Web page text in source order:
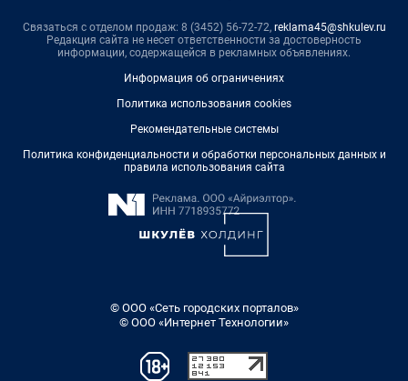
Связаться с отделом продаж: 8 (3452) 56-72-72, reklama45@shkulev.ru
Редакция сайта не несет ответственности за достоверность
информации, содержащейся в рекламных объявлениях.
Информация об ограничениях
Политика использования cookies
Рекомендательные системы
Политика конфиденциальности и обработки персональных данных и
правила использования сайта
© ООО «Сеть городских порталов»
© ООО «Интернет Технологии»